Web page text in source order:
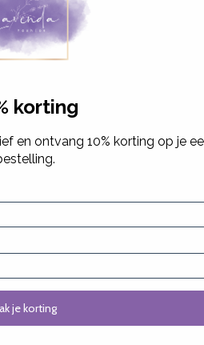
je voor slechts €4 jouw pakket
van jouw
lavendafashion@hotmail.com
dat je thuis kan afdrukken
worden.
te worden.
wij deze niet accepteren en
(na betaling van €5,70
geretourneerd.
niet teruggenomen.
retour natuurlijk ook steeds